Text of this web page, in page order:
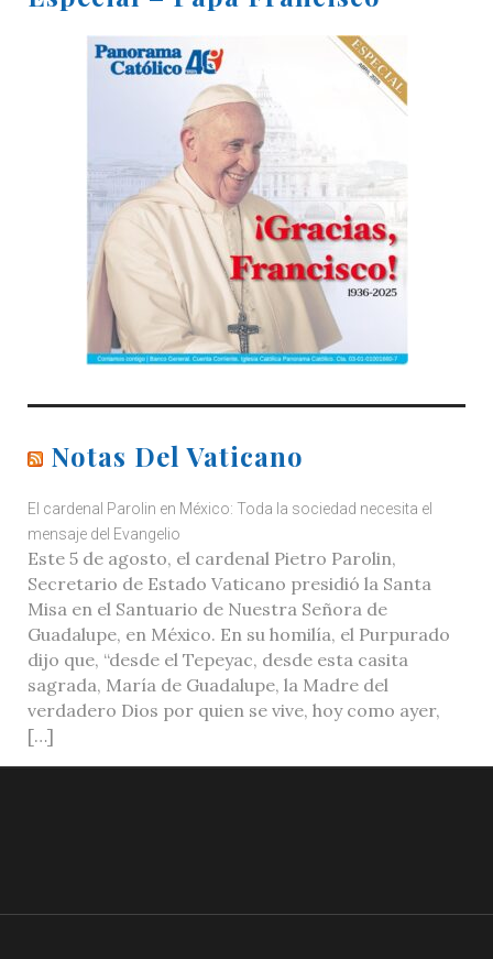
Notas Del Vaticano
El cardenal Parolin en México: Toda la sociedad necesita el
mensaje del Evangelio
Este 5 de agosto, el cardenal Pietro Parolin,
Secretario de Estado Vaticano presidió la Santa
Misa en el Santuario de Nuestra Señora de
Guadalupe, en México. En su homilía, el Purpurado
dijo que, “desde el Tepeyac, desde esta casita
sagrada, María de Guadalupe, la Madre del
verdadero Dios por quien se vive, hoy como ayer,
[…]